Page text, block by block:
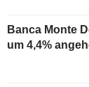
Banca Monte
um 4,4%